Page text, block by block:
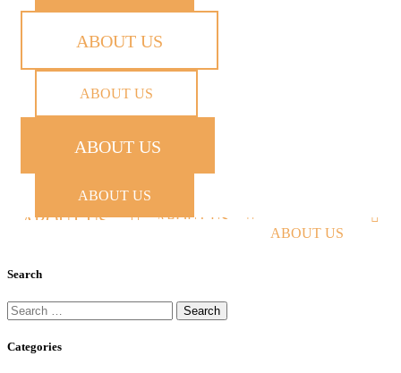
ABOUT US
ABOUT US
ABOUT US
ABOUT US
ABOUT US
ABOUT US
ABOUT US
Search
Categories